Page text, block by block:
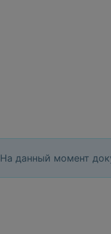
На данный момент